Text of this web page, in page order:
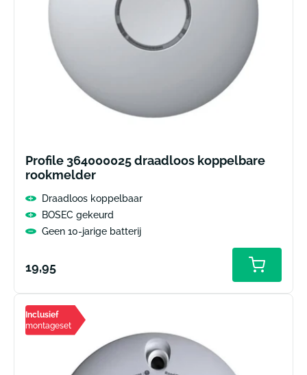
Profile 364000025 draadloos koppelbare
rookmelder
Draadloos koppelbaar
BOSEC gekeurd
Geen 10-jarige batterij
Normale
19,95
Inclusief
montageset